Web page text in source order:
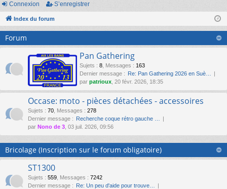
or
u
m
s
e
sit
on
nr
eg
ist
Connexion S’enregistrer
Index du forum
Forum
Pan Gathering
Sujets : 8 Messages : 163
Dernier message : Re: Pan Gathering 2026 en Suè…
par patrioux , 20 févr. 2026, 18:35
Occase: moto - pièces détachées - accessoires
Sujets : 70 Messages : 278
Dernier message : Recherche coque rétro gauche …
par Nono de 3 , 03 juil. 2026, 09:56
Bricolage (Inscription sur le forum obligatoire)
ST1300
Sujets : 559 Messages : 7242
Dernier message : Re: Un peu d'aide pour trouve…